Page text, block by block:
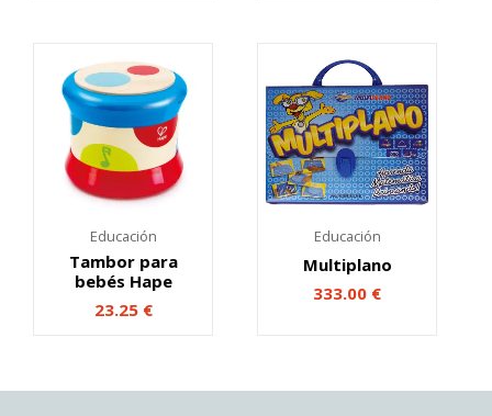
Educación
Tambor para
bebés Hape
23.25 €
Educación
Multiplano
333.00 €